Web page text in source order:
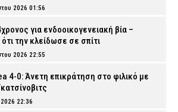
2026 01:56
για ενδοοικογενειακή βία –
την κλείδωσε σε σπίτι
2026 22:55
4-0: Άνετη επικράτηση στο φιλικό με
22:36